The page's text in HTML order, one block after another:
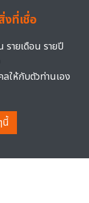
งที่เชื่อ
รายเดือน รายปี
ให้กับตัวท่านเอง
นี้